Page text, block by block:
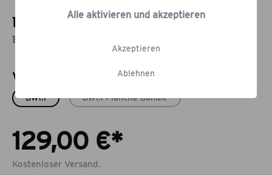
Bruzz Willi BW1.1
Bruzz Willi mit Wanderrucksack
Varianten
BW1.1 BW1.1 Plancha-Bundle
129,00 €*
Kostenloser Versand.
Ablehnen
Akzeptieren
Alle aktivieren und akzeptieren